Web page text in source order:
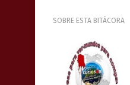
SOBRE ESTA BITÁCORA